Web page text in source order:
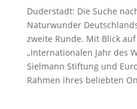
Duderstadt: Die Suche
Naturwunder
zweite Runde. Mit Blick auf
„Internationalen Jahr des
Sielmann Stiftung und
Rahmen ihres beliebten